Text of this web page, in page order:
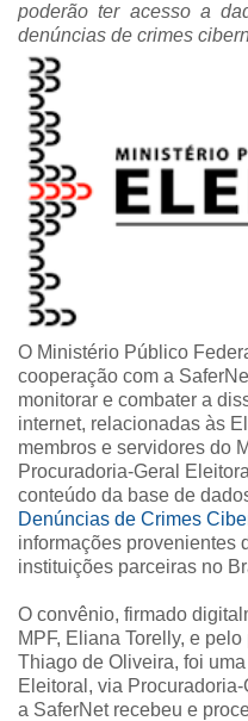
poderão ter acesso a
denúncias de crimes
O Ministério Público
cooperação com a
monitorar e combater a
internet, relacionadas às
membros e servidores do
Procuradoria-Geral
conteúdo da base de
Denúncias de Crimes
informações provenientes
instituições parceiras no
O convênio, firmado
MPF, Eliana Torelly, e
Thiago de Oliveira, foi
Eleitoral, via
a SaferNet recebeu e